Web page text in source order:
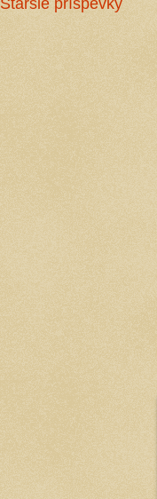
Staršie príspevky